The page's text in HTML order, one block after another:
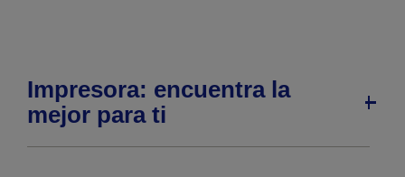
Impresora: encuentra la
mejor para ti